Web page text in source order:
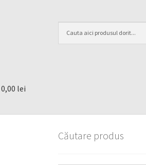
0,00 lei
Căutare produs